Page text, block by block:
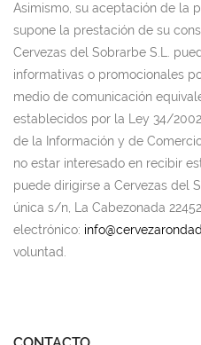
Asimismo, su aceptación de la
supone la prestación de su
Cervezas del Sobrarbe S.L.
informativas o promocionales
medio de comunicación
establecidos por la Ley 34/
de la Información y de
no estar interesado en recibir
puede dirigirse a Cervezas del
única s/n, La Cabezonada
electrónico:
voluntad.